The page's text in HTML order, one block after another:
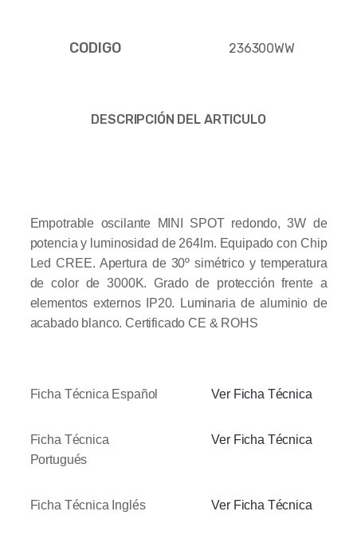
CODIGO 236300WW
DESCRIPCIÓN DEL ARTICULO
Empotrable oscilante MINI SPOT redondo, 3W de
potencia y luminosidad de 264lm. Equipado con Chip
Led CREE. Apertura de 30º simétrico y temperatura
de color de 3000K. Grado de protección frente a
elementos externos IP20. Luminaria de aluminio de
acabado blanco.Certificado CE & ROHS
Ficha Técnica Español Ver Ficha Técnica
Ficha Técnica
Portugués
Ver Ficha Técnica
Ficha Técnica Inglés Ver Ficha Técnica